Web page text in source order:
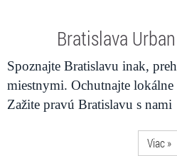
Bratislava
Spoznajte Bratislavu inak,
miestnymi. Ochutnajte
Zažite pravú Bratislavu s nami
Viac »